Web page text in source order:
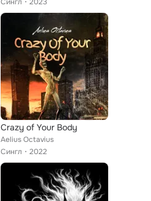
Crazy of Your Body
Aelius Octavius
Сингл
2022